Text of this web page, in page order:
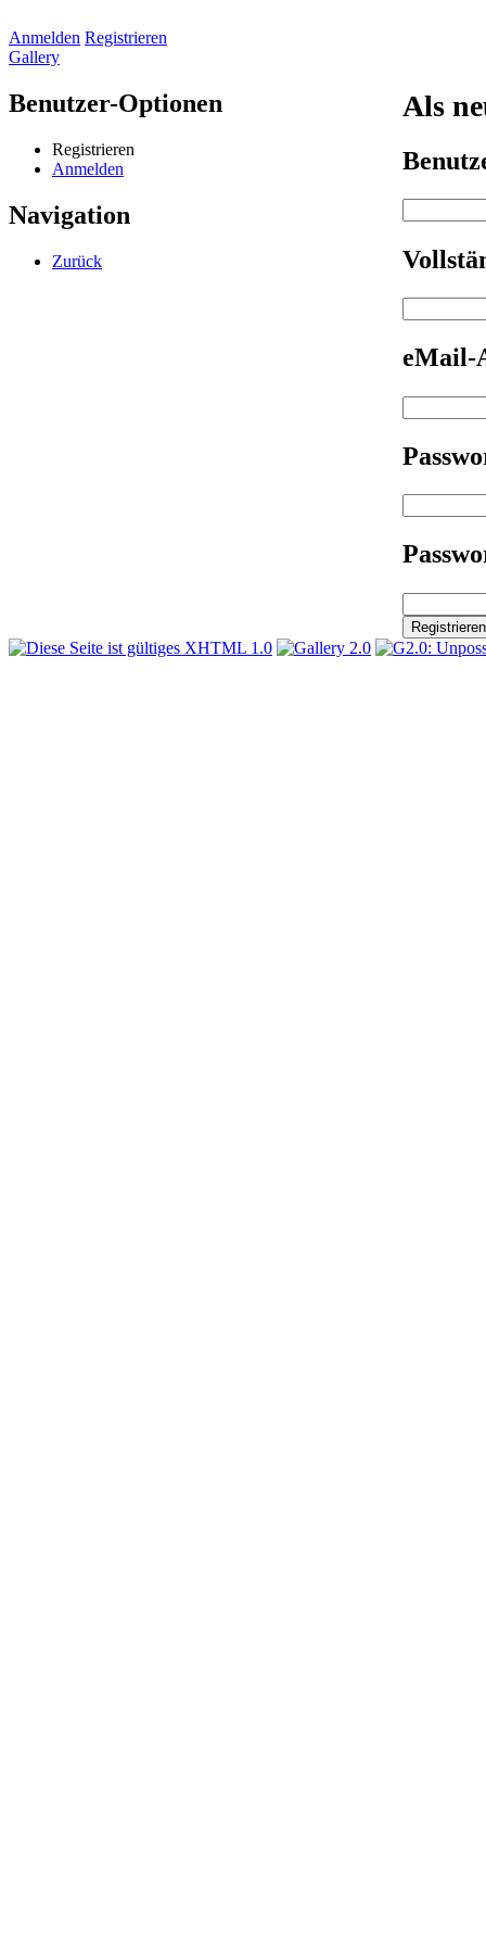
Anmelden Registrieren
Gallery
Benutzer-Optionen
Registrieren
Anmelden
Navigation
Zurück
Als
eMail-